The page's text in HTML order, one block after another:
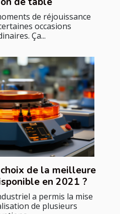
de réjouissance
occasions
Ça...
de la meilleure
en 2021 ?
a permis la mise
de plusieurs